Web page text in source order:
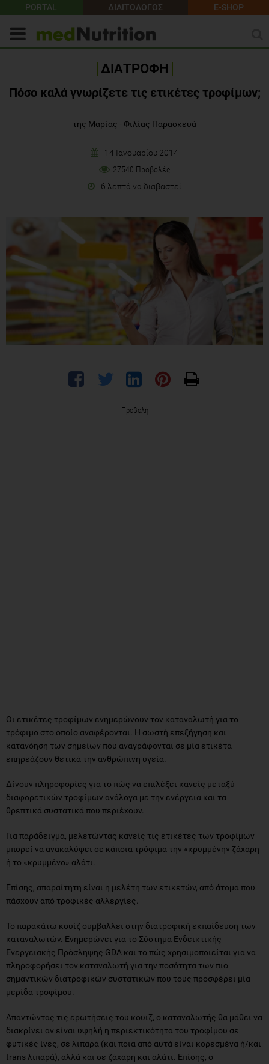
PORTAL ΔΙΑΙΤΟΛΟΓΟΣ E-SHOP
ΔΙΑΤΡΟΦΗ
Πόσο καλά γνωρίζετε τις ετικέτες τροφίμων;
της Μαρίας - Φιλίας Παρασκευά
14 Ιανουαρίου 2014
27540 Προβολές
6 λεπτά να διαβαστεί
Προβολή
Οι ετικέτες τροφίμων ενημερώνουν τον καταναλωτή για το
τρόφιμο στο οποίο αναφέρονται. Η σωστή επεξήγηση και
κατανόηση των σημείων που αναγράφονται σε μία ετικέτα
επηρεάζουν θετικά την ανθρώπινη υγεία.
Δίνουν πληροφορίες για το πώς να επιλέξει κανείς μεταξύ
διαφορετικών τροφίμων ανάλογα με την ενέργεια και τα
θρεπτικά συστατικά που περιέχουν.
Για παράδειγμα, μελετώντας κανείς τις ετικέτες των τροφίμων
μπορεί να ανακαλύψει σε κάποια τρόφιμα την «κρυμμένη» ζάχαρη
ή το «κρυμμένο» αλάτι.
Επίσης, απαραίτητη είναι η μελέτη των ετικετών, από άτομα που
πάσχουν από τροφικές αλλεργίες.
Το παρακάτω κουίζ συμβάλλει στην διατροφική εκπαίδευση των
καταναλωτών. Ενημερώνει για το Σύστημα Ενδεικτικής
Ενεργειακής Πρόσληψης GDA και το πώς χρησιμοποιείται για να
πληροφορήσει τον καταναλωτή για την ποσότητα των πιο
σημαντικών διατροφικών συστατικών που τους προσφέρει μία
μερίδα τροφίμου.
Απαντώντας τις ερωτήσεις του κουιζ, ο καταναλωτής θα μάθει να
διακρίνει αν είναι υψηλή η περιεκτικότητα του τροφίμου σε
φυτικές ίνες, σε λιπαρά (και ποια από αυτά είναι κορεσμένα ή/και
trans λιπαρά), αλλά και σε ζάχαρη και αλάτι. Επίσης, ο